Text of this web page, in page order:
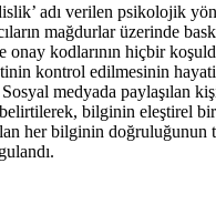
adı verilen
mağdurlar üzerinde
kodlarının hiçbir koşulda
kontrol edilmesinin
medyada paylaşılan
bilginin eleştirel
her bilginin